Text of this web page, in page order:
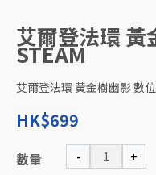
艾爾登法環 黃
STEAM
艾爾登法環 黃金樹幽影 數
HK$699
數量 - +